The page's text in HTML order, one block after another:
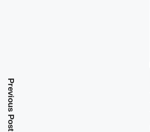
Previous Post